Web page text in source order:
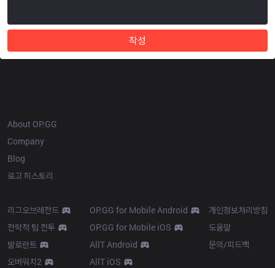
작성
About OP.GG
Company
Blog
로고 히스토리
리그오브레전드
전략적 팀 전투
발로란트
오버워치2
OP.GG for Mobile Android
OP.GG for Mobile iOS
AllT Android
AllT iOS
개인정보처리방침
도움말
문의/피드백